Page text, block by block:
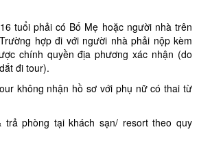
tuổi phải có Bố Mẹ hoặc người nhà trên
hợp đi với người nhà phải nộp kèm
chính quyền địa phương xác nhận (do
đi tour).
không nhận hồ sơ với phụ nữ có thai từ
trả phòng tại khách sạn/ resort theo quy